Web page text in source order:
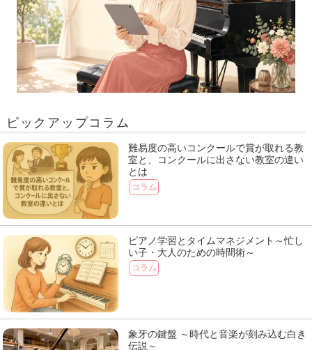
ピックアップコラム
難易度の高いコンクールで賞が取れる教
室と、コンクールに出さない教室の違い
とは
コラム
ピアノ学習とタイムマネジメント～忙し
い子・大人のための時間術～
コラム
象牙の鍵盤 ～時代と音楽が刻み込む白き
伝説～